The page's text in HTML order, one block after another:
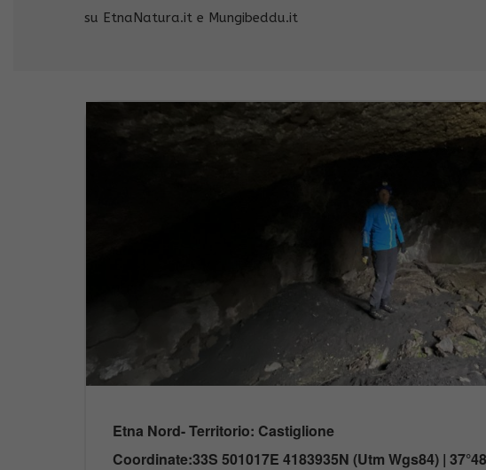
su EtnaNatura.it e Mungibeddu.it
Etna Nord- Territorio: Castiglione
Coordinate:33S 501017E 4183935N (Utm Wgs84) |